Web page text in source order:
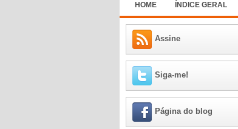
HOME ÍNDICE GERAL
Assine
Siga-me!
Página do blog